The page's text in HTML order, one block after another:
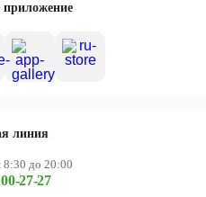
линия
8:30 до 20:00
27-27